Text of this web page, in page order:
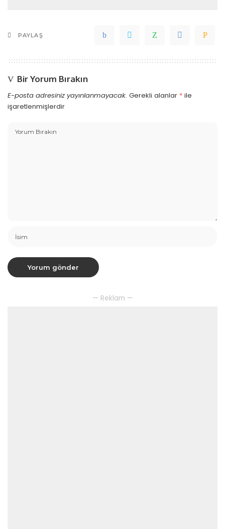
PAYLAŞ
Bir Yorum Bırakın
E-posta adresiniz yayınlanmayacak. Gerekli alanlar * ile
işaretlenmişlerdir
— Reklam —